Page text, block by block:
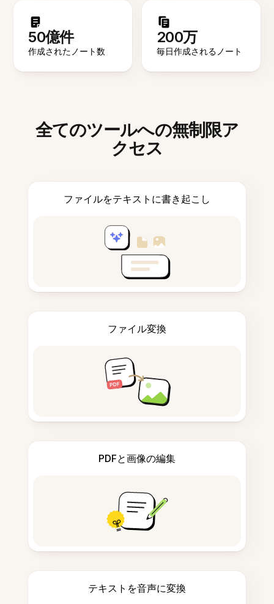
50億件
作成されたノート数
200万
毎日作成されるノート
全てのツールへの無制限ア
クセス
ファイルをテキストに書き起こし
ファイル変換
PDFと画像の編集
テキストを音声に変換